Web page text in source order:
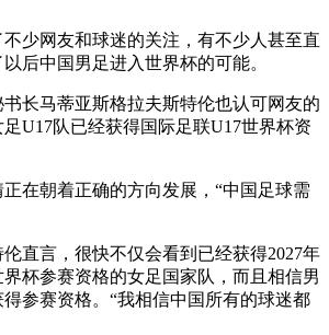
少网友和球迷的关注，有不少人甚至直
后中国男足进入世界杯的可能。
长马蒂亚斯格拉夫斯特伦也认可网友的
U17队已经获得国际足联U17世界杯资
在朝着正确的方向发展，“中国足球需
直言，很快不仅会看到已经获得2027年
杯参赛资格的女足国家队，而且相信男
参赛资格。“我相信中国所有的球迷都